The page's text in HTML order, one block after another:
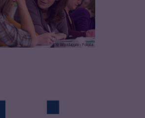
© Woodapple - Fotolia